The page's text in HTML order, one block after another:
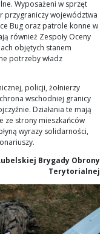
Wyposażeni w sprzęt
przygraniczy województwa
Bug oraz patrole konne w
również Zespoły Oceny
objętych stanem
potrzeby władz
policji, żołnierzy
wschodniej granicy
Działania te mają
ze strony mieszkańców
wyrazy solidarności,
Brygady Obrony
Terytorialnej